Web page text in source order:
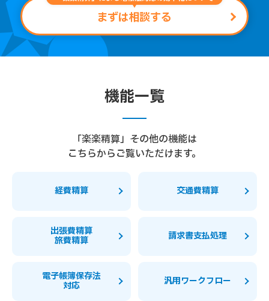
まずは相談する
機能一覧
「楽楽精算」その他の機能は
こちらからご覧いただけます。
経費精算 交通費精算
出張費精算
旅費精算 請求書支払処理
電子帳簿保存法
対応 汎用ワークフロー